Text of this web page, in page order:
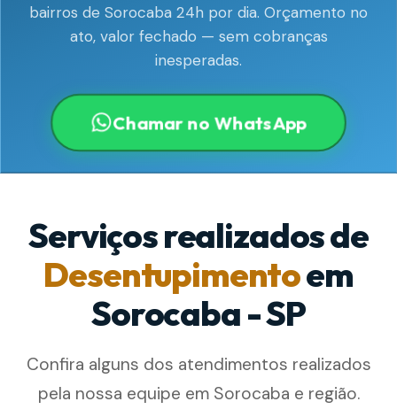
bairros de Sorocaba 24h por dia. Orçamento no
ato, valor fechado — sem cobranças
inesperadas.
Chamar no WhatsApp
Serviços realizados de
Desentupimentoem
Sorocaba - SP
Confira alguns dos atendimentos realizados
pela nossa equipe em Sorocaba e região.